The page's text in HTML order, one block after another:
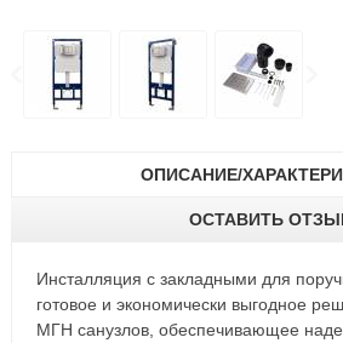
ОПИСАНИЕ/
ОСТАВИТЬ
Инсталляция с закладными для
готовое и экономически выгодное
МГН санузлов, обеспечивающее